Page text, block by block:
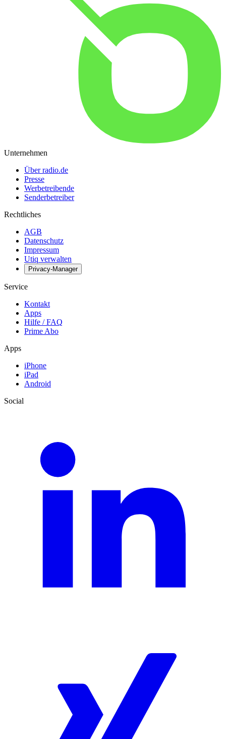
Unternehmen
Über radio.de
Presse
Werbetreibende
Senderbetreiber
Rechtliches
AGB
Datenschutz
Impressum
Utiq verwalten
Privacy-Manager
Service
Kontakt
Apps
Hilfe / FAQ
Prime Abo
Apps
iPhone
iPad
Android
Social